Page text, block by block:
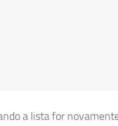
a lista for